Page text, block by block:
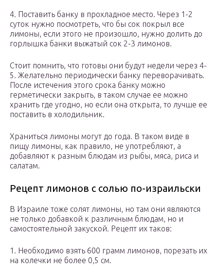
4. Поставить банку в прохладное место. Через 1-2
суток нужно посмотреть, что бы сок покрыл все
лимоны, если этого не произошло, нужно долить до
горлышка банки выжатый сок 2-3 лимонов.
Стоит помнить, что готовы они будут недели через 4-
5. Желательно периодически банку переворачивать.
После истечения этого срока банку можно
герметически закрыть, в таком случае ее можно
хранить где угодно, но если она открыта, то лучше ее
поставить в холодильник.
Храниться лимоны могут до года. В таком виде в
пищу лимоны, как правило, не употребляют, а
добавляют к разным блюдам из рыбы, мяса, риса и
салатам.
Рецепт лимонов с солью по-израильски
В Израиле тоже солят лимоны, но там они являются
не только добавкой к различным блюдам, но и
самостоятельной закуской. Рецепт их таков:
1. Необходимо взять 600 грамм лимонов, порезать их
на колечки не более 0,5 см.